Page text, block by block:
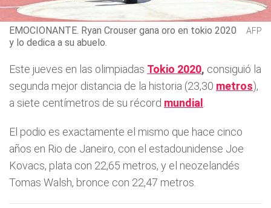
EMOCIONANTE. Ryan Crouser gana oro en tokio 2020
y lo dedica a su abuelo.
AFP
Este jueves en las olimpiadas Tokio 2020, consiguió la
segunda mejor distancia de la historia (23,30 metros),
a siete centímetros de su récord mundial
El podio es exactamente el mismo que hace cinco
años en Rio de Janeiro, con el estadounidense Joe
Kovacs, plata con 22,65 metros, y el neozelandés
Tomas Walsh, bronce con 22,47 metros.